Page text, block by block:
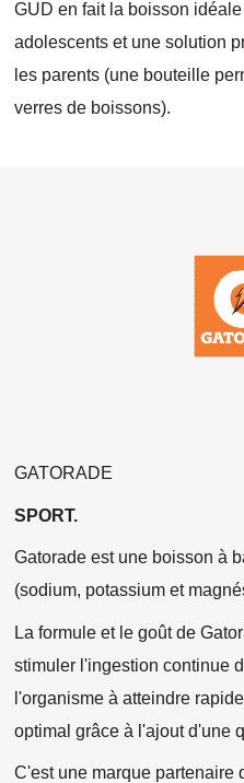
GUD en fait la boisson
adolescents et une solution
les parents (une bouteille
verres de boissons).
GATORADE
SPORT.
Gatorade est une boisson à
(sodium, potassium et
La formule et le goût de
stimuler l'ingestion continue
l'organisme à atteindre
optimal grâce à l'ajout d'une
C'est une marque partenaire